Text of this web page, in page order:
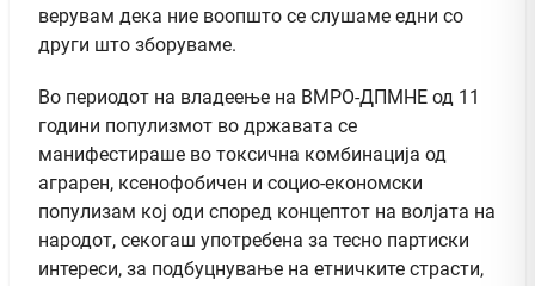
верувам дека ние воопшто се слушаме едни со
други што зборуваме.
Во периодот на владеење на ВМРО-ДПМНЕ од 11
години популизмот во државата се
манифестираше во токсична комбинација од
аграрен, ксенофобичен и социо-економски
популизам кој оди според концептот на волјата на
народот, секогаш употребена за тесно партиски
интереси, за подбуцнување на етничките страсти,